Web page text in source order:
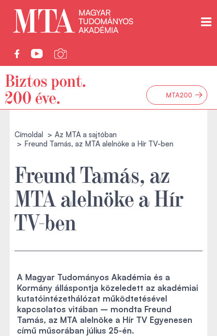
MTA200 →
Címoldal
Az MTA a sajtóban
Freund Tamás, az MTA alelnöke a Hír TV-ben
Freund Tamás, az
MTA alelnöke a Hír
TV-ben
A Magyar Tudományos Akadémia és a
Kormány álláspontja közeledett az akadémiai
kutatóintézethálózat működtetésével
kapcsolatos vitában – mondta Freund
Tamás, az MTA alelnöke a Hír TV Egyenesen
című műsorában július 25-én.